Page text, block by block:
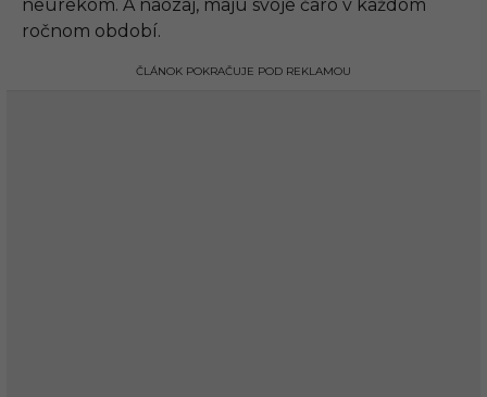
neúrekom. A naozaj, majú svoje čaro v každom
ročnom období.
ČLÁNOK POKRAČUJE POD REKLAMOU